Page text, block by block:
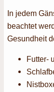
In jedem
beachtet
Gesundheit
Futter-